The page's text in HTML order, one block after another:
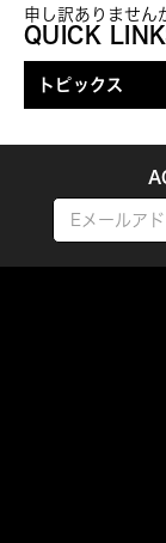
QUICK
トピックス
申し訳ありません